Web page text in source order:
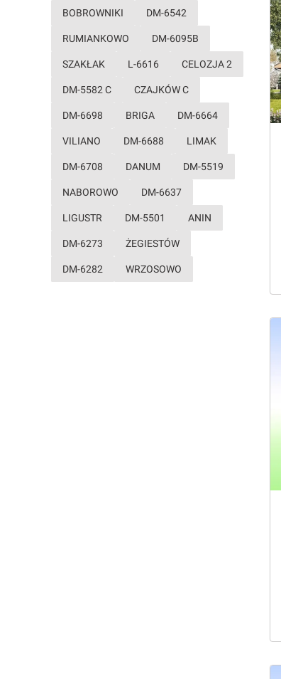
BOBROWNIKI DM-6542
RUMIANKOWO DM-6095B
SZAKŁAK L-6616 CELOZJA 2
DM-5582 C CZAJKÓW C
DM-6698 BRIGA DM-6664
VILIANO DM-6688 LIMAK
DM-6708 DANUM DM-5519
NABOROWO DM-6637
LIGUSTR DM-5501 ANIN
DM-6273 ŻEGIESTÓW
DM-6282 WRZOSOWO